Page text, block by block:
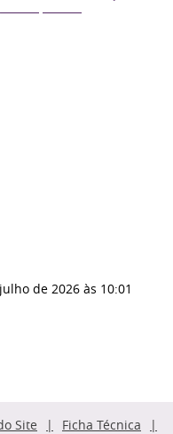
de 2026 às 10:01
Site
Ficha Técnica